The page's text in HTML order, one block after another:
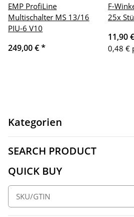
EMP ProfiLine
Multischalter MS 13/16
PIU-6 V10
249,00 €*
F-
25x
11,90 €
0,48 €
Kategorien
SEARCH PRODUCT
QUICK BUY